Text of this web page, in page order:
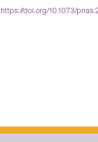
https://doi.org/10.1073/